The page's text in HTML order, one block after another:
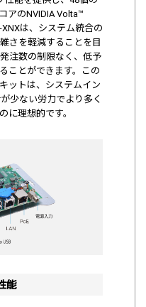
アのNVIDIA Volta™
は、システム統合の
さを軽減することを目
注数の制限なく、低予
ことができます。この
ットは、システムイン
少ない労力でより多く
に理想的です。
能